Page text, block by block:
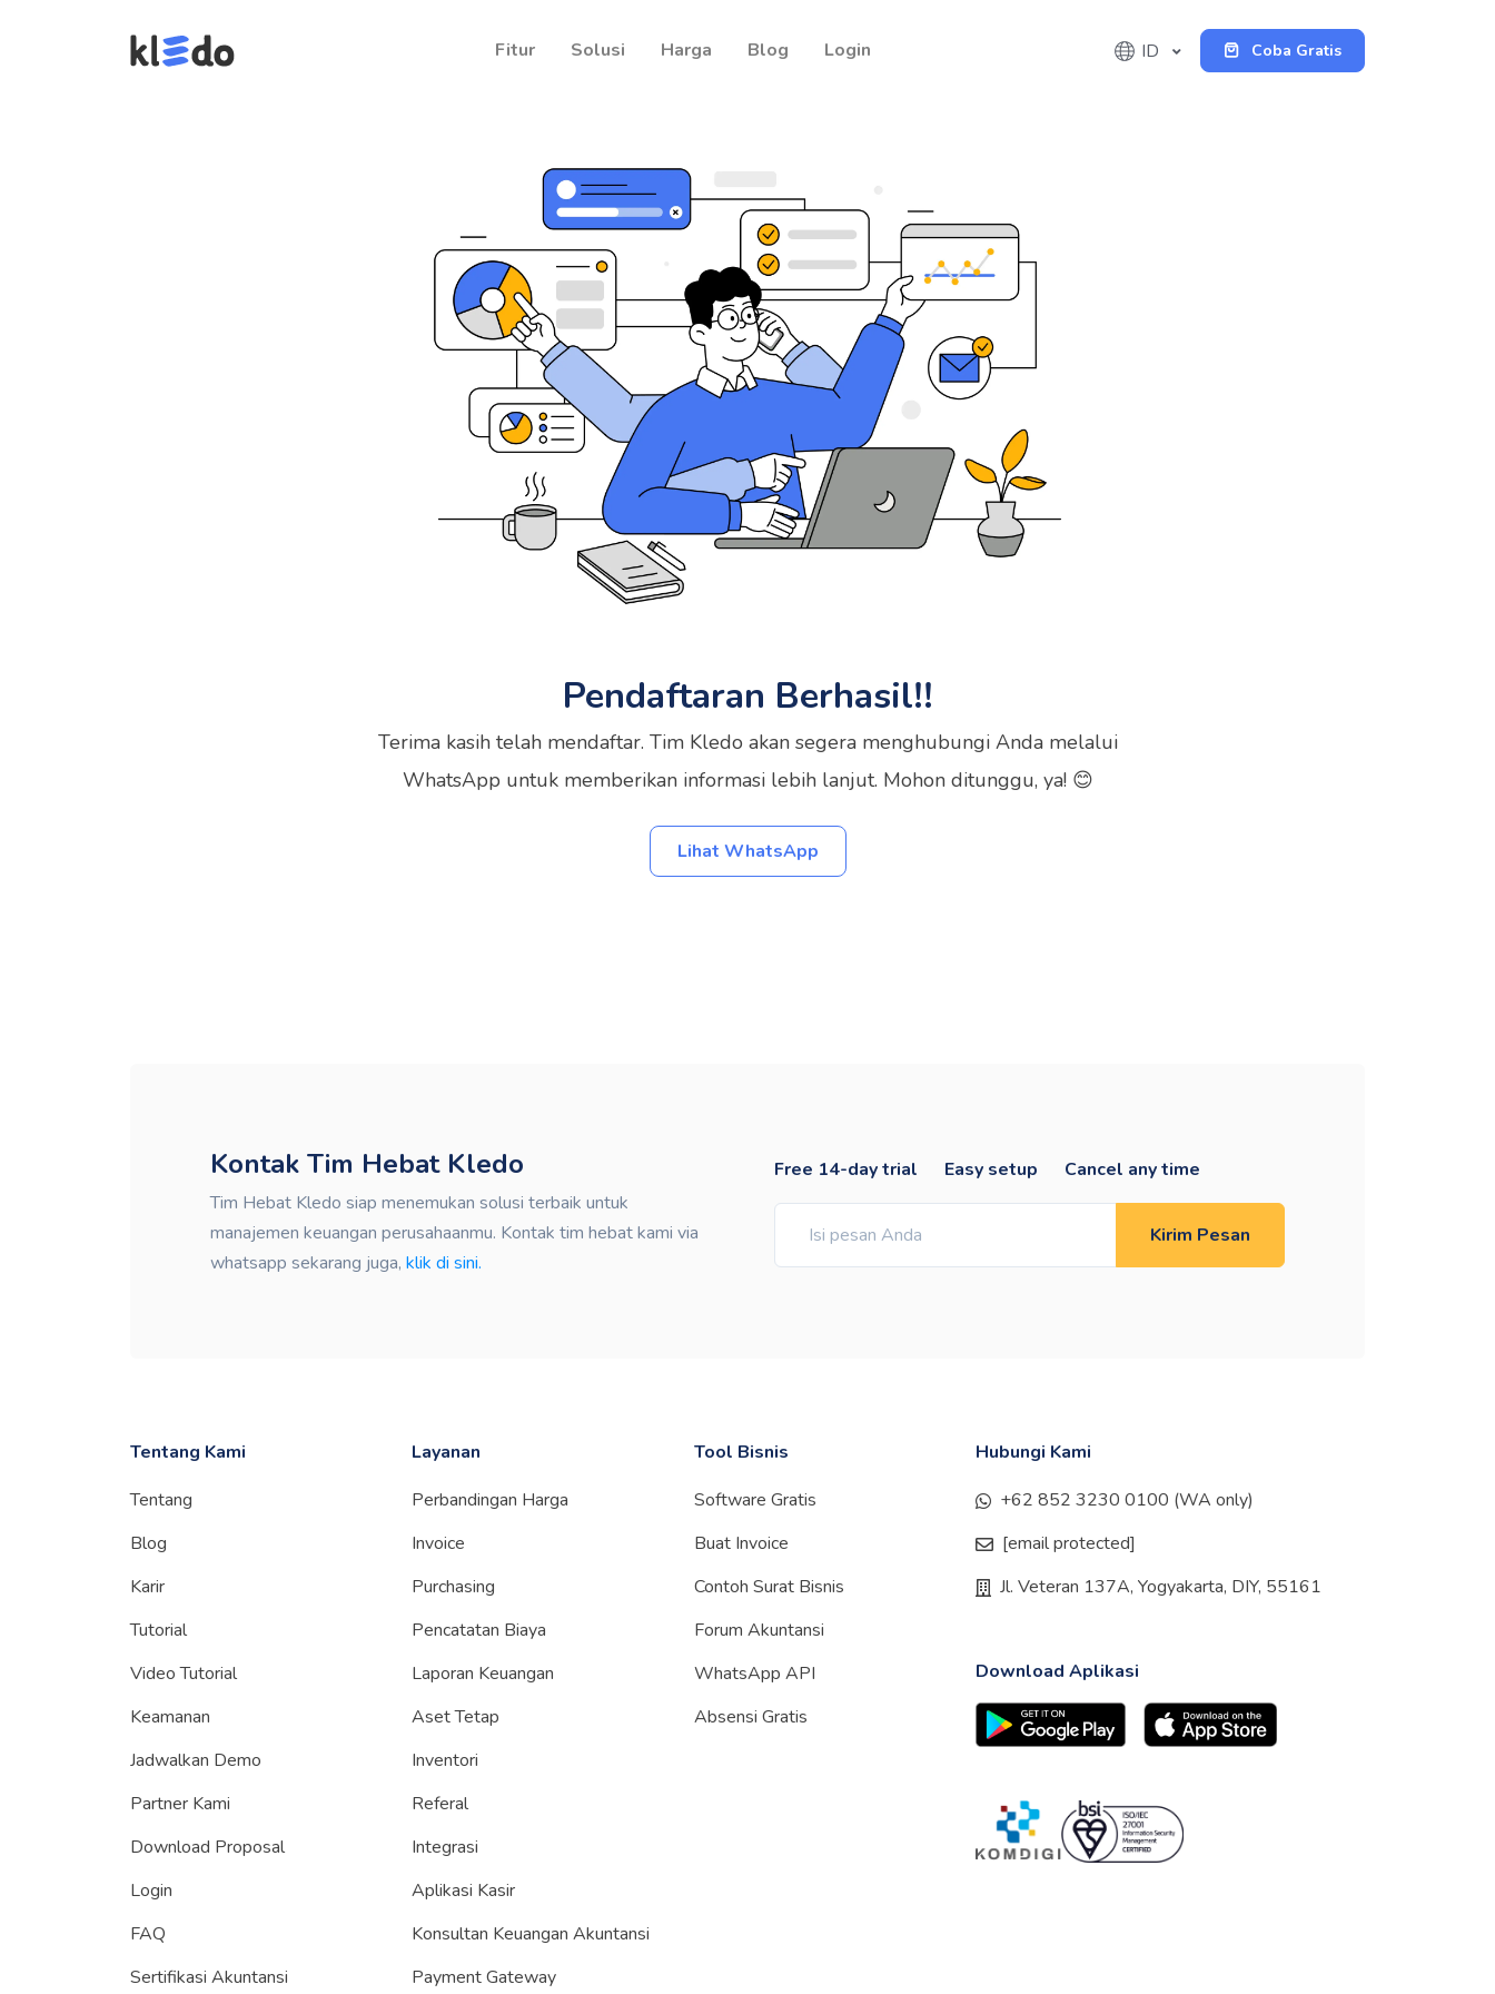
Fitur Solusi Harga Blog Login ID Coba Gratis
Pendaftaran Berhasil!!
Terima kasih telah mendaftar. Tim Kledo akan segera menghubungi Anda melalui
WhatsApp untuk memberikan informasi lebih lanjut. Mohon ditunggu, ya! 😊
Lihat WhatsApp
Kontak Tim Hebat Kledo
Tim Hebat Kledo siap menemukan solusi terbaik untuk
manajemen keuangan perusahaanmu. Kontak tim hebat kami via
whatsapp sekarang juga, klik di sini.
Free 14-day trial Easy setup Cancel any time
Kirim Pesan
Tentang Kami
Tentang
Blog
Karir
Tutorial
Video Tutorial
Keamanan
Jadwalkan Demo
Partner Kami
Download Proposal
Login
FAQ
Sertifikasi Akuntansi
Layanan
Perbandingan Harga
Invoice
Purchasing
Pencatatan Biaya
Laporan Keuangan
Aset Tetap
Inventori
Referal
Integrasi
Aplikasi Kasir
Konsultan Keuangan Akuntansi
Payment Gateway
Tool Bisnis
Software Gratis
Buat Invoice
Contoh Surat Bisnis
Forum Akuntansi
WhatsApp API
Absensi Gratis
Hubungi Kami
+62 852 3230 0100 (WA only)
[email protected]
Jl. Veteran 137A, Yogyakarta, DIY, 55161
Download Aplikasi